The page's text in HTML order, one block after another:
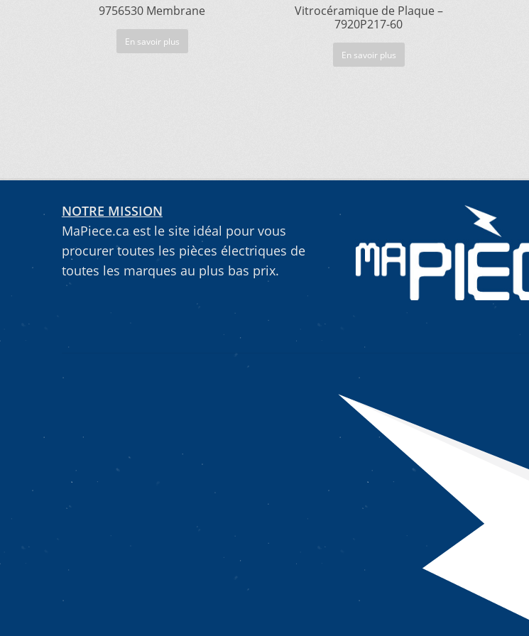
9756530 Membrane
En savoir plus
Vitrocéramique de Plaque –
7920P217-60
En savoir plus
NOTRE MISSION
MaPiece.ca est le site idéal pour vous
procurer toutes les pièces électriques de
toutes les marques au plus bas prix.